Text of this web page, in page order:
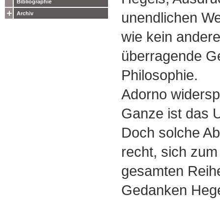
Bibliographie
Archiv
unendlichen
wie kein
überragende
Philosophie.
Adorno
Ganze ist das
Doch solche
recht, sich
gesamten
Gedanken